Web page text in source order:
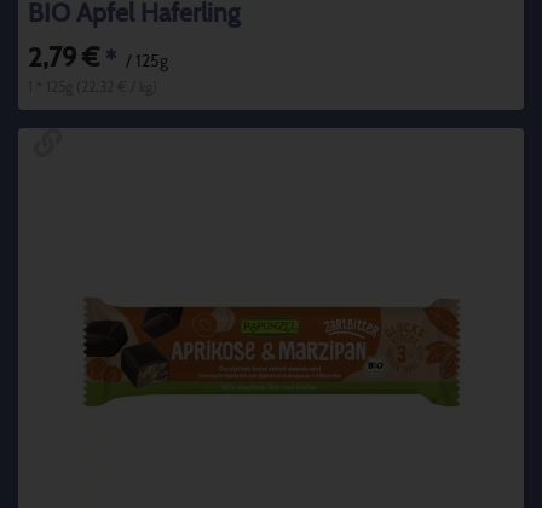
BIO Apfel Haferling
2,79 € * / 125g